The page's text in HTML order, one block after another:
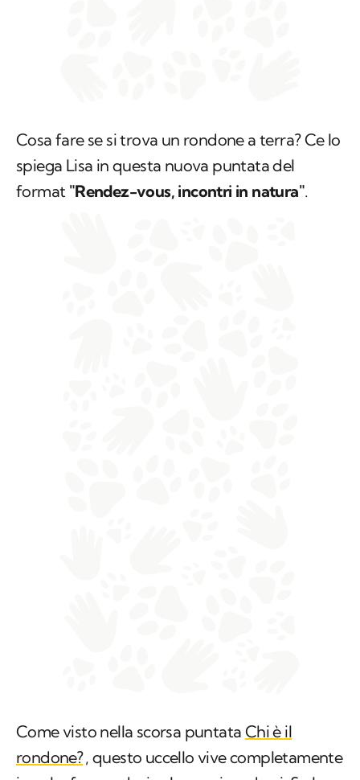
Cosa fare se si trova un rondone a terra? Ce lo
spiega Lisa in questa nuova puntata del
format "Rendez-vous, incontri in natura".
Come visto nella scorsa puntata Chi è il
rondone?, questo uccello vive completamente